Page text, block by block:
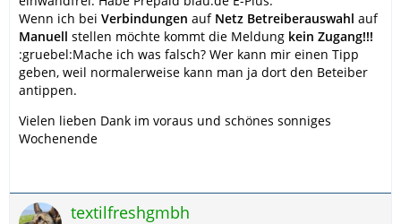
Wenn ich bei Verbindungen auf Netz Betreiberauswahl auf
Manuell stellen möchte kommt die Meldung kein Zugang!!!
:gruebel:Mache ich was falsch? Wer kann mir einen Tipp
geben, weil normalerweise kann man ja dort den Beteiber
antippen.
Vielen lieben Dank im voraus und schönes sonniges
Wochenende
textilfreshgmbh